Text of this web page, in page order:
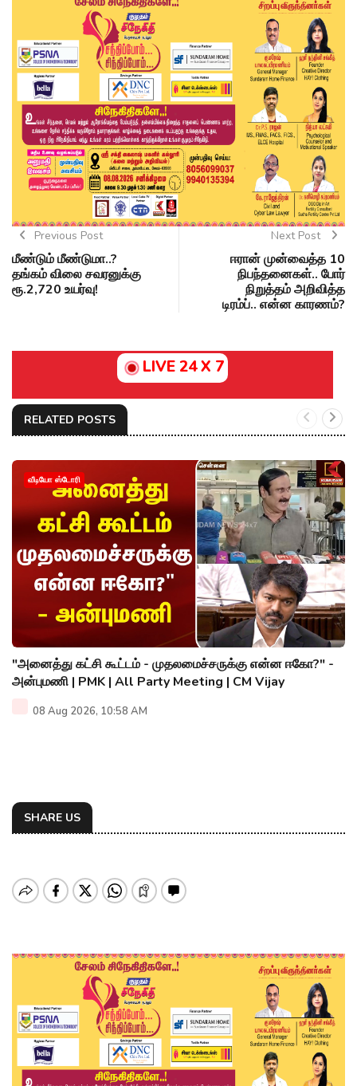
Previous Post
மீண்டும் மீண்டுமா..?
தங்கம் விலை சவரனுக்கு
ரூ.2,720 உயர்வு!
Next Post
ஈரான் முன்வைத்த 10
நிபந்தனைகள்.. போர்
நிறுத்தம் அறிவித்த
டிரம்ப்.. என்ன காரணம்?
LIVE 24 X 7
RELATED POSTS
வீடியோ ஸ்டோரி
"அனைத்து கட்சி கூட்டம் - முதலமைச்சருக்கு என்ன ஈகோ?" -
அன்புமணி | PMK | All Party Meeting | CM Vijay
08 Aug 2026, 10:58 AM
SHARE US